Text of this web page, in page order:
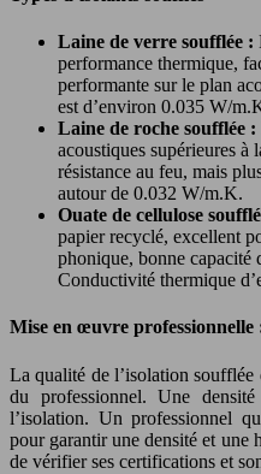
Laine de verre soufflée :
performance thermique,
performante sur le plan
est d’environ 0.035 W/
Laine de roche soufflée :
acoustiques supérieures à
résistance au feu, mais
autour de 0.032 W/m.K.
Ouate de cellulose
papier recyclé, excellent
phonique, bonne capacité
Conductivité thermique
Mise en œuvre professionnelle
La qualité de l’isolation soufflée
du professionnel. Une
l’isolation. Un professionnel
pour garantir une densité et une
de vérifier ses certifications et